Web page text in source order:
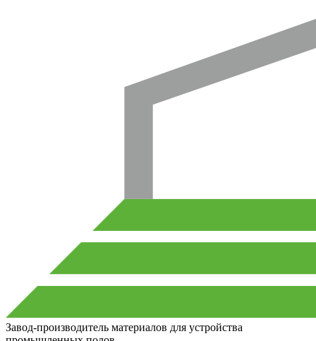
Завод-производитель материалов для устройства